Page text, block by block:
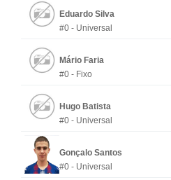
Eduardo Silva
#0 - Universal
Mário Faria
#0 - Fixo
Hugo Batista
#0 - Universal
Gonçalo Santos
#0 - Universal